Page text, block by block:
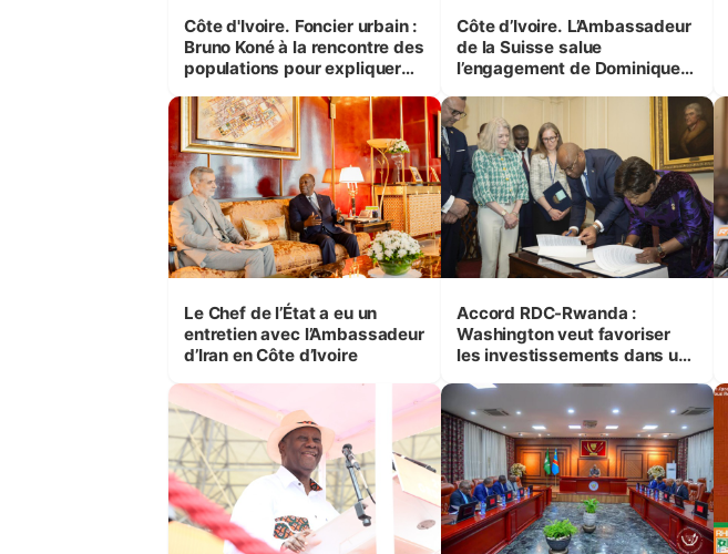
Côte d'Ivoire. Foncier urbain :
Bruno Koné à la rencontre des
populations pour expliquer
Côte d’Ivoire. L’Ambassadeur
de la Suisse salue
l’engagement de Dominique
être des enfants.
Le Chef de l’État a eu un
entretien avec l’Ambassadeur
d’Iran en Côte d’Ivoire
Accord RDC-Rwanda :
Washington veut favoriser
les investissements dans un